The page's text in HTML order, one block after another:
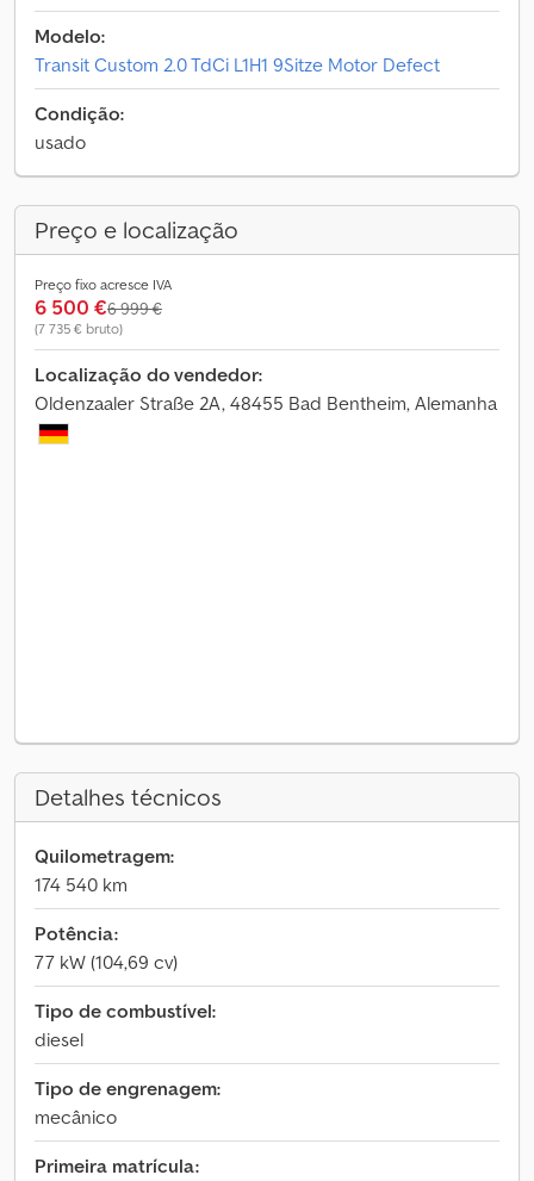
Modelo:
Transit Custom 2.0 TdCi L1H1 9Sitze Motor Defect
Condição:
usado
Preço e localização
Preço fixo acresce IVA
6 500 €6 999 €
(7 735 € bruto)
Localização do vendedor:
Oldenzaaler Straße 2A, 48455 Bad Bentheim, Alemanha
Detalhes técnicos
Quilometragem:
174 540 km
Potência:
77 kW (104,69 cv)
Tipo de combustível:
diesel
Tipo de engrenagem:
mecânico
Primeira matrícula: